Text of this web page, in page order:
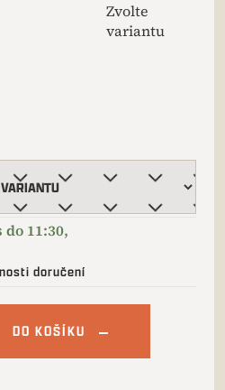
Zvolte
variantu
doručení
DO KOŠÍKU